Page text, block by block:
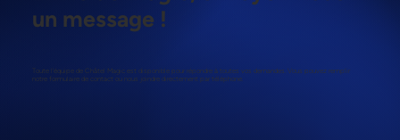
un message !
Toute l'équipe de Châtel Magic est disponible pour répondre à toutes vos demandes. Vous pouvez remplir
notre formulaire de contact ou nous joindre directement par téléphone.